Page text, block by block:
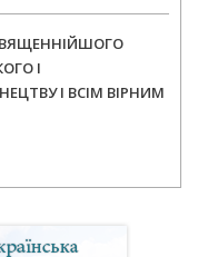
І
І ВСІМ ВІРНИМ